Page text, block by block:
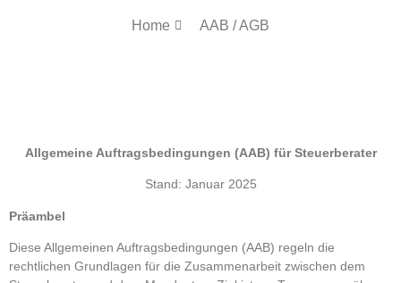
Home AAB / AGB
Allgemeine Auftragsbedingungen (AAB) für Steuerberater
Stand: Januar 2025
Präambel
Diese Allgemeinen Auftragsbedingungen (AAB) regeln die
rechtlichen Grundlagen für die Zusammenarbeit zwischen dem